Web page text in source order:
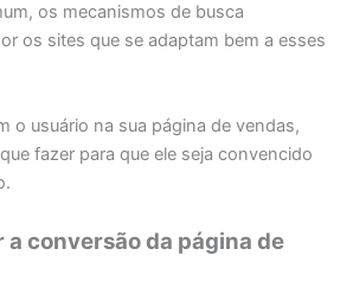
os mecanismos de busca
os sites que se adaptam bem a esses
o usuário na sua página de vendas,
fazer para que ele seja convencido
a conversão da página de